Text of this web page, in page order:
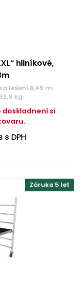
hliníkové,
lešení 8,45 m;
kg
si
s DPH
Záruka 5 let